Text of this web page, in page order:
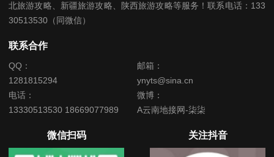
北旅游攻略、新疆旅游攻略、陕西旅游攻略等服务！联系电话：133
30513530（同微信）
联系合作
QQ：
1281815294
邮箱：
ynyts@sina.cn
电话：
13330513530 18669077989
微博：
A云南地接网-柒柒
微信扫码 关注抖音